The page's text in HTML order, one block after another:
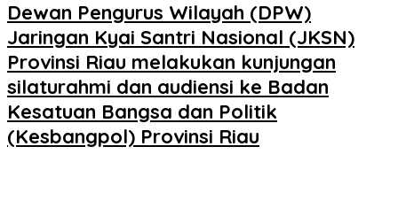
Dewan Pengurus Wilayah (DPW)
Jaringan Kyai Santri Nasional (JKSN)
Provinsi Riau melakukan kunjungan
silaturahmi dan audiensi ke Badan
Kesatuan Bangsa dan Politik
(Kesbangpol) Provinsi Riau